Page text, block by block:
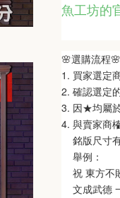
魚工坊的
🌸選購流程
1. 買家選定
2. 確認選定
3. 因★均屬
4. 與賣家商
銘版尺寸
舉例：
祝 東方不
文成武德